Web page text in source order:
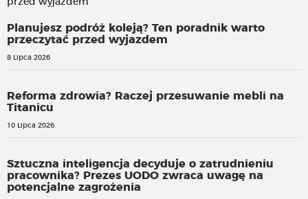
Planujesz podróż koleją? Ten poradnik warto
przeczytać przed wyjazdem
8 Lipca 2026
Reforma zdrowia? Raczej przesuwanie mebli na
Titanicu
10 Lipca 2026
Sztuczna inteligencja decyduje o zatrudnieniu
pracownika? Prezes UODO zwraca uwagę na
potencjalne zagrożenia